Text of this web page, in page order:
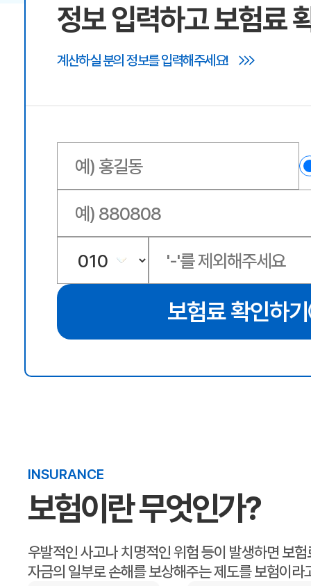
정보 입력하고 보험료
계산하실 분의 정보를 입력해주세요!
보험료 확인하기
INSURANCE
보험이란 무엇인가?
우발적인 사고나 치명적인 위험 등이 발생하면 보
자금의 일부로 손해를 보상해주는 제도를 보험이라